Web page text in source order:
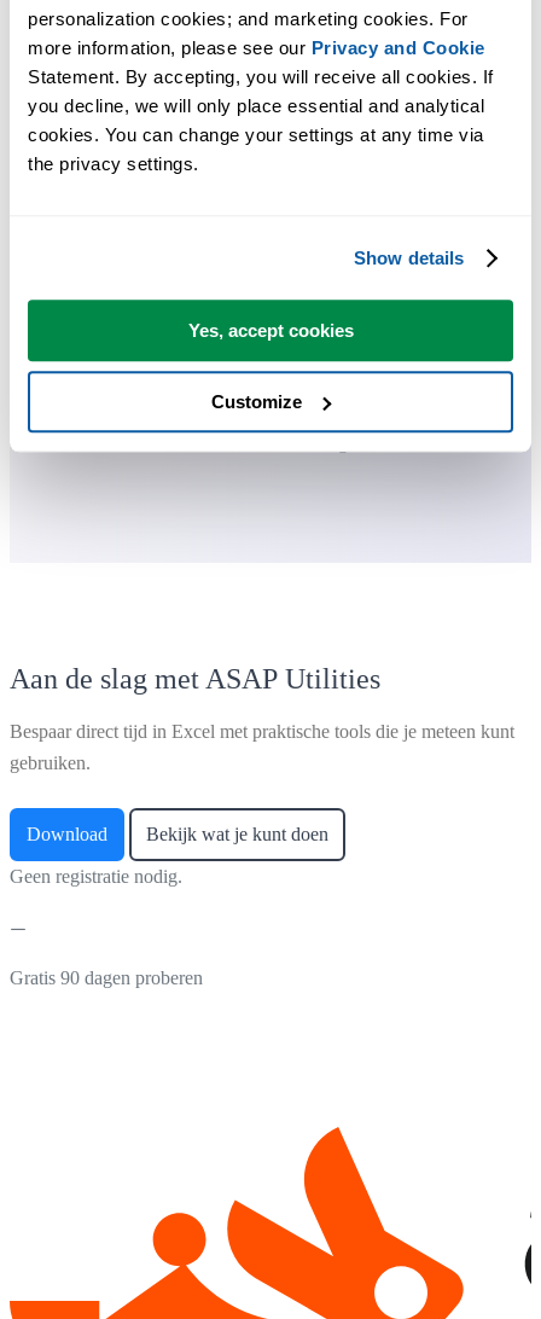
personalization cookies; and marketing cookies. For
more information, please see our Privacy and Cookie
Statement. By accepting, you will receive all cookies. If
you decline, we will only place essential and analytical
cookies. You can change your settings at any time via
the privacy settings.
Show details
Yes, accept cookies
Customize
Praktische tools die veel Excel-gebruikers in Excel missen.
Bespaar tijd in Excel. Snel en eenvoudig.
ASAP Utilities helpt je tijd besparen en dingen doen die Excel alleen
niet kan.
Je kunt meteen aan de slag. Geen training nodig.
De meeste gebruikers beginnen met een paar tools. Uiteindelijk
gebruiken velen ASAP Utilities dagelijks.
Gebruikt door teams in meer dan 28.500 organisaties.
Aan de slag met ASAP Utilities
Bespaar direct tijd in Excel met praktische tools die je meteen kunt
gebruiken.
Download Bekijk wat je kunt doen
Geen registratie nodig.
Gratis 90 dagen proberen